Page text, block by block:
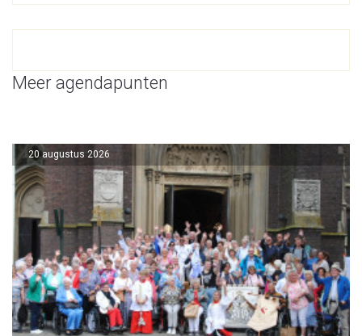
Meer agendapunten
20 augustus 2026